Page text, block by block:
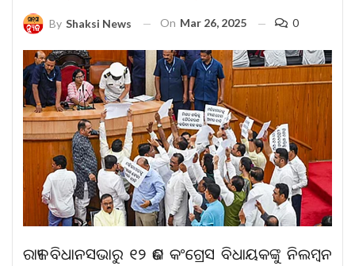
By Shaksi News On Mar 26, 2025 0
ରାଜ୍ୟ ବିଧାନସଭାରୁ ୧୨ ଜଣ କଂଗ୍ରେସ ବିଧାୟକଙ୍କୁ ନିଲମ୍ବନ